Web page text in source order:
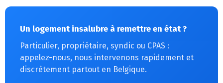
Un logement insalubre à remettre en état ?
Particulier, propriétaire, syndic ou CPAS :
appelez-nous, nous intervenons rapidement et
discrètement partout en Belgique.